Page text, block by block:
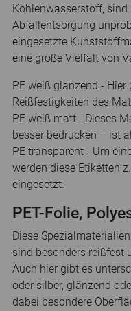
Kohlenwasserstoff,
Abfallentsorgung
eingesetzte
eine große Vielfalt von
PE weiß glänzend -
Reißfestigkeiten des
PE weiß matt - Dieses
besser bedrucken – ist
PE transparent - Um
werden diese Etiketten
eingesetzt.
PET-Folie,
Diese
sind besonders reißfest
Auch hier gibt es
oder silber, glänzend
dabei besondere